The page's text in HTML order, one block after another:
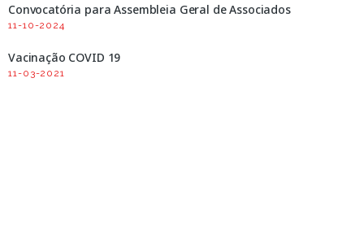
Convocatória para Assembleia Geral de Associados
11-10-2024
Vacinação COVID 19
11-03-2021